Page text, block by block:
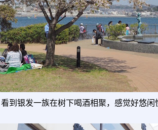
看到银发一族在树下喝酒相聚，感觉好悠